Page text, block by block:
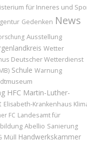
für Inneres und
Gedenken News
Ausstellung
Wetter
Deutscher Wetterdienst
Schule Warnung
HFC Martin-Luther-
Elisabeth-Krankenhaus
FC Landesamt für
Abellio Sanierung
Müll Handwerkskammer